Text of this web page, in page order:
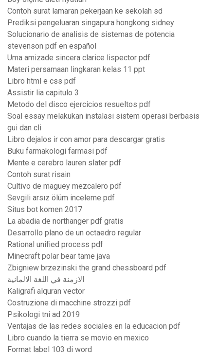
Contoh surat lamaran pekerjaan ke sekolah sd
Prediksi pengeluaran singapura hongkong sidney
Solucionario de analisis de sistemas de potencia
stevenson pdf en español
Uma amizade sincera clarice lispector pdf
Materi persamaan lingkaran kelas 11 ppt
Libro html e css pdf
Assistir lia capitulo 3
Metodo del disco ejercicios resueltos pdf
Soal essay melakukan instalasi sistem operasi berbasis
gui dan cli
Libro dejalos ir con amor para descargar gratis
Buku farmakologi farmasi pdf
Mente e cerebro lauren slater pdf
Contoh surat risain
Cultivo de maguey mezcalero pdf
Sevgili arsız ölüm inceleme pdf
Situs bot komen 2017
La abadia de northanger pdf gratis
Desarrollo plano de un octaedro regular
Rational unified process pdf
Minecraft polar bear tame java
Zbigniew brzezinski the grand chessboard pdf
الازمنة في اللغة الالمانية
Kaligrafi alquran vector
Costruzione di macchine strozzi pdf
Psikologi tni ad 2019
Ventajas de las redes sociales en la educacion pdf
Libro cuando la tierra se movio en mexico
Format label 103 di word